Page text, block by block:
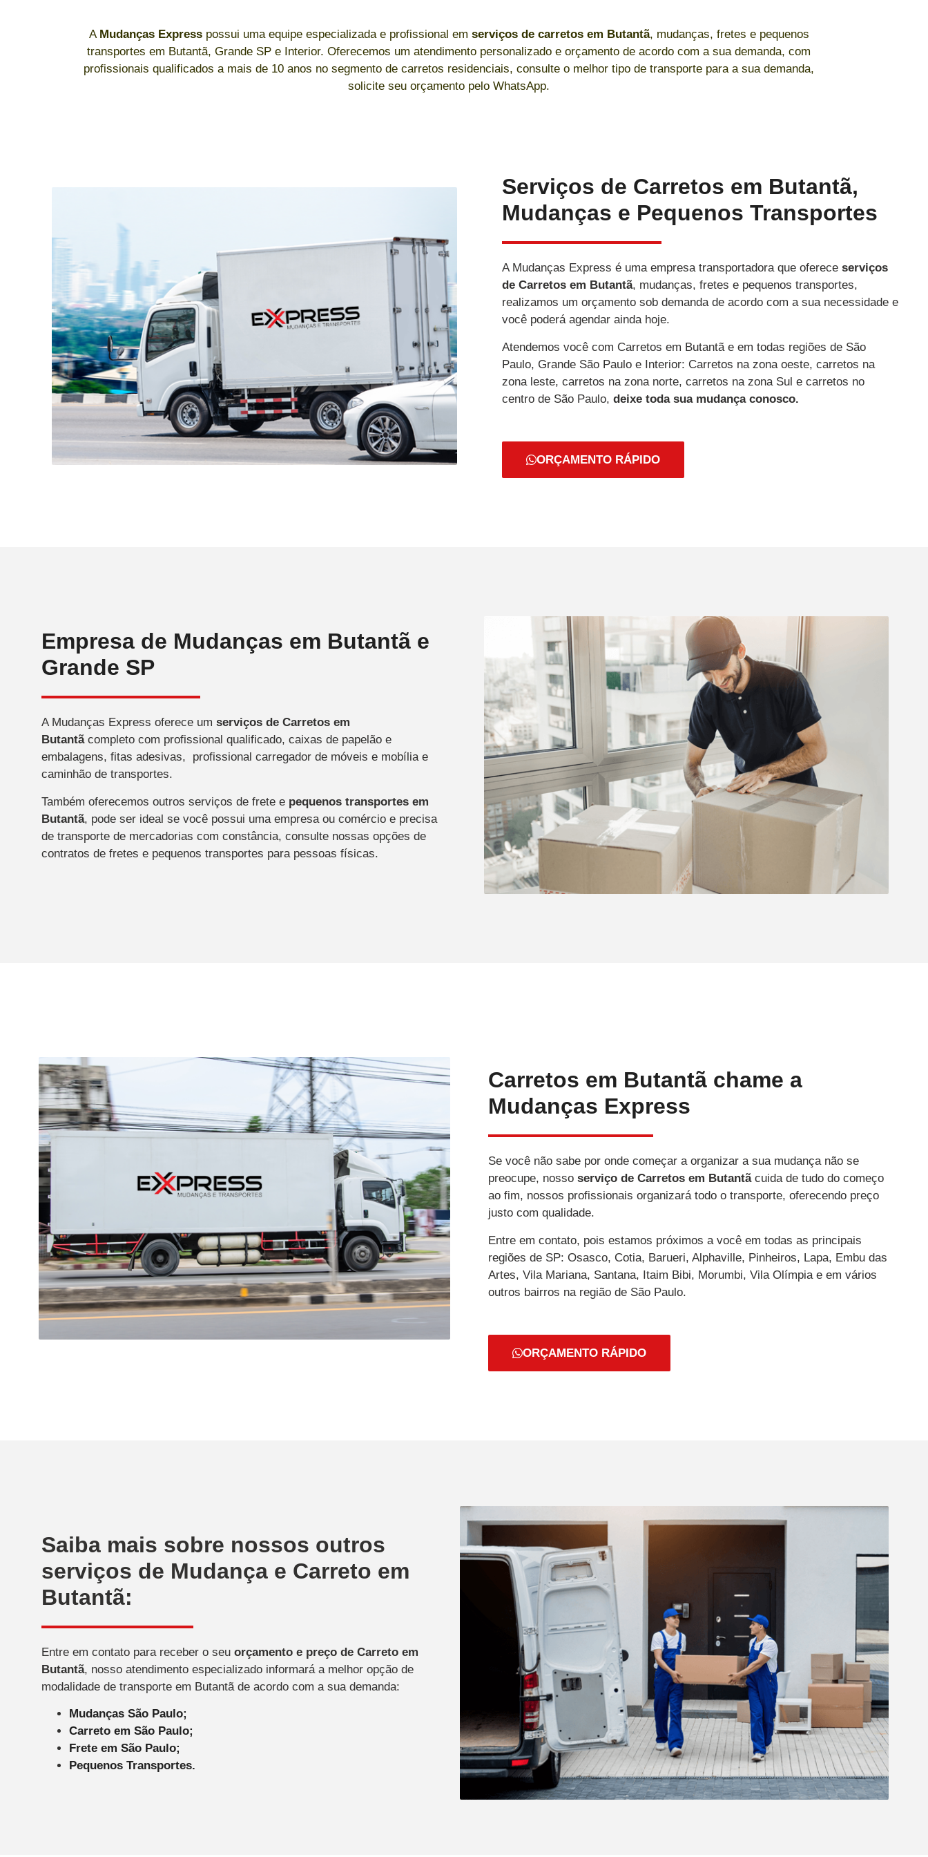
A Mudanças Expresspossui uma equipe especializada e profissional em serviços de carretos em Butantã, mudanças, fretes e pequenos
transportes em Butantã, Grande SP e Interior. Oferecemos um atendimento personalizado e orçamento de acordo com a sua demanda, com
profissionais qualificados a mais de 10 anos no segmento de carretos residenciais, consulte o melhor tipo de transporte para a sua demanda,
solicite seu orçamento pelo WhatsApp.
Serviços de Carretos em Butantã,
Mudanças e Pequenos Transportes
A Mudanças Express é uma empresa transportadora que ofereceserviços
de Carretosem Butantã, mudanças, fretes e pequenos transportes,
realizamos um orçamento sob demanda de acordo com a sua necessidade e
você poderá agendar ainda hoje.
Atendemos você com Carretos em Butantã e em todas regiões de São
Paulo, Grande São Paulo e Interior: Carretos na zona oeste, carretos na
zona leste, carretos na zona norte, carretos na zona Sul e carretos no
centro de São Paulo,deixe toda sua mudança conosco.
ORÇAMENTO RÁPIDO
Empresa de Mudanças em Butantã e
Grande SP
A Mudanças Express oferece um serviços de Carretos em
Butantãcompleto com profissional qualificado, caixas de papelão e
embalagens, fitas adesivas, profissional carregador de móveis e mobília e
caminhão de transportes.
Também oferecemos outros serviços de frete e pequenos transportes em
Butantã, pode ser ideal se você possui uma empresa ou comércio e precisa
de transporte de mercadorias com constância, consulte nossas opções de
contratos de fretes e pequenos transportes para pessoas físicas.
Carretos em Butantã chame a
Mudanças Express
Se você não sabe por onde começar a organizar a sua mudança não se
preocupe, nossoserviço de Carretosem Butantãcuida de tudo do começo
ao fim, nossos profissionais organizará todo o transporte, oferecendo preço
justo com qualidade.
Entre em contato, pois estamos próximos a você em todas as principais
regiões de SP: Osasco, Cotia, Barueri, Alphaville, Pinheiros, Lapa, Embu das
Artes, Vila Mariana, Santana, Itaim Bibi, Morumbi, Vila Olímpia e em vários
outros bairros na região de São Paulo.
ORÇAMENTO RÁPIDO
Saiba mais sobre nossos outros
serviços de Mudança e Carreto em
Butantã:
Entre em contato para receber o seu orçamento e preço de Carreto em
Butantã, nosso atendimento especializado informará a melhor opção de
modalidade de transporte em Butantã de acordo com a sua demanda:
Mudanças São Paulo;
Carreto em São Paulo;
Frete em São Paulo;
Pequenos Transportes.